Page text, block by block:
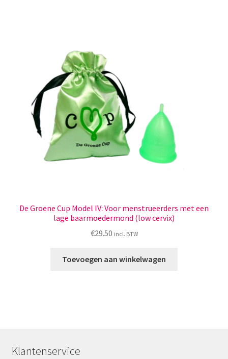
De Groene Cup Model IV: Voor menstrueerders met een
lage baarmoedermond (low cervix)
€29.50 incl. BTW
Toevoegen aan winkelwagen
Klantenservice